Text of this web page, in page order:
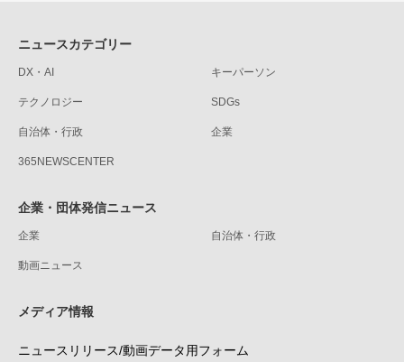
ニュースカテゴリー
DX・AI キーパーソン
テクノロジー SDGs
自治体・行政 企業
365NEWSCENTER
企業・団体発信ニュース
企業 自治体・行政
動画ニュース
メディア情報
ニュースリリース/動画データ用フォーム